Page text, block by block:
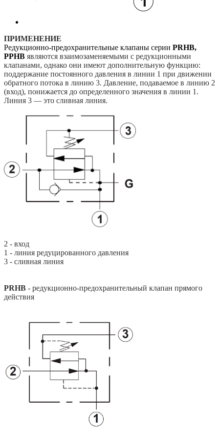
ПРИМЕНЕНИЕ
Редукционно-предохранительные клапаны серии PRHB,
PPHB являются взаимозаменяемыми с редукционными
клапанами, однако они имеют дополнительную функцию:
поддержание постоянного давления в линии 1 при движении
обратного потока в линию 3. Давление, подаваемое в линию 2
(вход), понижается до определенного значения в линии 1.
Линия 3 — это сливная линия.
2 - вход
1 - линия редуцированного давления
3 - сливная линия
PRHB - редукционно-предохранительный клапан прямого
действия